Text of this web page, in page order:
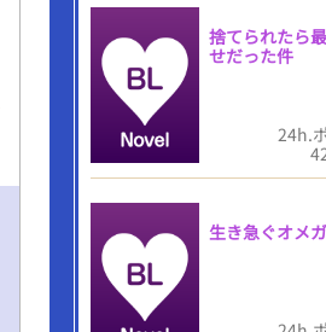
捨てられたら
せだった件
24h.
生き急ぐオメ